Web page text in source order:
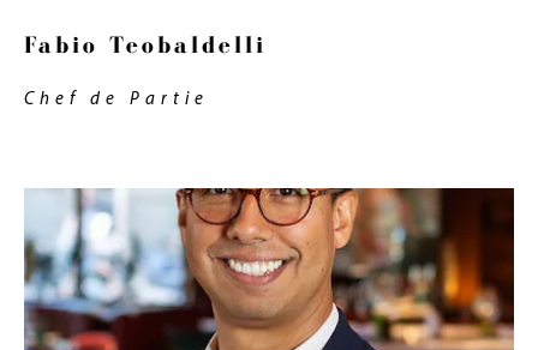
Fabio Teobaldelli
Chef de Partie